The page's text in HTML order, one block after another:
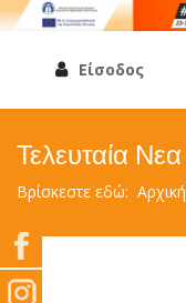
Είσοδος
Τελευταία Νεα
Βρίσκεστε εδώ: Αρχική